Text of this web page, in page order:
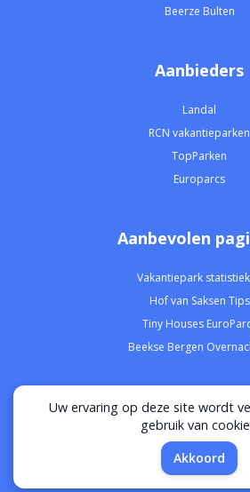
Beerze Bulten
Aanbieders
Landal
RCN vakantieparken
TopParken
Europarcs
Aanbevolen
Vakantiepark
Hof van Saksen Tips
Tiny Houses
Beekse Bergen
Privacy Disclaimer Over
© 2021-2026 Vakantiepark Vergelijker |
Uw ervaring op deze site wordt
gebruik van
Akkoord